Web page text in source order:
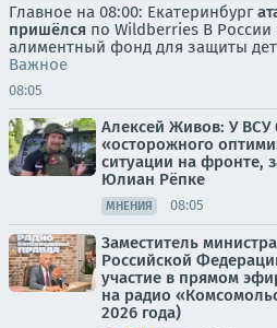
Главное на 08:00: Екатеринбург
пришёлся по Wildberries В России
алиментный фонд для защиты
Важное
08:05
Алексей Живов: У ВСУ
«осторожного
ситуации на фронте,
Юлиан Рёпке
МНЕНИЯ 08:05
Заместитель
Российской
участие в прямом
на радио
2026 года)